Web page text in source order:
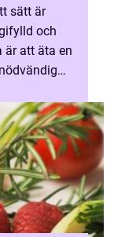
sätt är
och
är att äta en